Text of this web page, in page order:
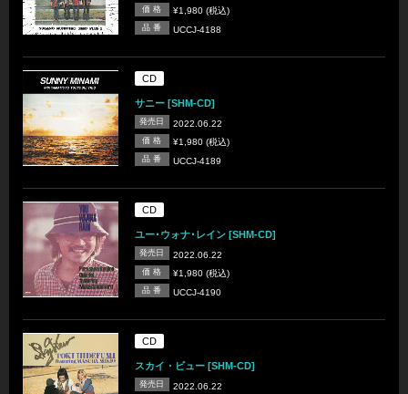
価 格 ¥1,980 (税込)
品 番 UCCJ-4188
CD
サニー [SHM-CD]
発売日 2022.06.22
価 格 ¥1,980 (税込)
品 番 UCCJ-4189
CD
ユー･ウォナ･レイン [SHM-CD]
発売日 2022.06.22
価 格 ¥1,980 (税込)
品 番 UCCJ-4190
CD
スカイ・ビュー [SHM-CD]
発売日 2022.06.22